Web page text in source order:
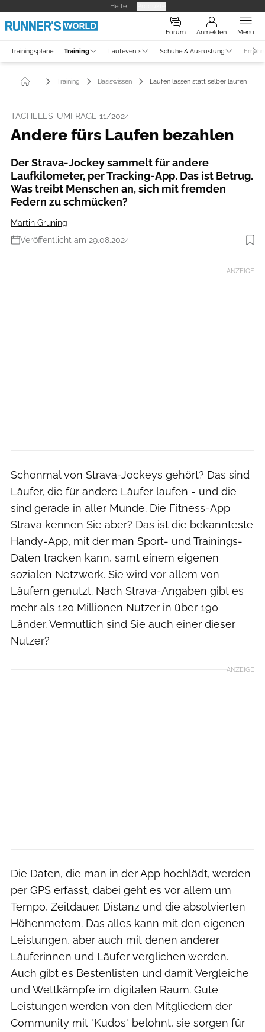
Hefte
Forum Anmelden Menü
Trainingspläne Training Laufevents Schuhe & Ausrüstung
Training Basiswissen Laufen lassen statt selber laufen
TACHELES-UMFRAGE 11/2024
Andere fürs Laufen bezahlen
Der Strava-Jockey sammelt für andere
Laufkilometer, per Tracking-App. Das ist Betrug.
Was treibt Menschen an, sich mit fremden
Federn zu schmücken?
Martin Grüning
Veröffentlicht am 29.08.2024
Foto: Shotshop
ANZEIGE
Schonmal von Strava-Jockeys gehört? Das sind
Läufer, die für andere Läufer laufen - und die
sind gerade in aller Munde. Die Fitness-App
Strava kennen Sie aber? Das ist die bekannteste
Handy-App, mit der man Sport- und Trainings-
Daten tracken kann, samt einem eigenen
sozialen Netzwerk. Sie wird vor allem von
Läufern genutzt. Nach Strava-Angaben gibt es
mehr als 120 Millionen Nutzer in über 190
Länder. Vermutlich sind Sie auch einer dieser
Nutzer?
ANZEIGE
Die Daten, die man in der App hochlädt, werden
per GPS erfasst, dabei geht es vor allem um
Tempo, Zeitdauer, Distanz und die absolvierten
Höhenmetern. Das alles kann mit den eigenen
Leistungen, aber auch mit denen anderer
Läuferinnen und Läufer verglichen werden.
Auch gibt es Bestenlisten und damit Vergleiche
und Wettkämpfe im digitalen Raum. Gute
Leistungen werden von den Mitgliedern der
Community mit "Kudos" belohnt, sie sorgen für